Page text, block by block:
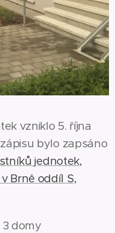
vzniklo 5. října
bylo zapsáno
jednotek,
Brně oddíl S,
domy